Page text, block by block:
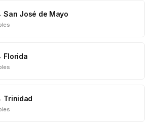
San José de Mayo
Florida
Trinidad